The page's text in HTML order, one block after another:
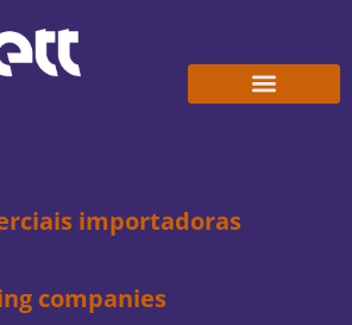
importadoras
companies